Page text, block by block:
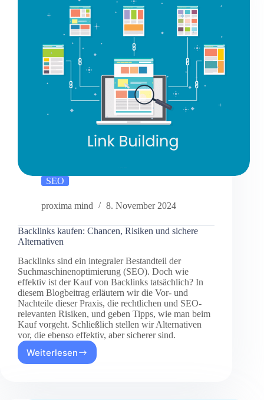
SEO
proxima mind 8. November 2024
Backlinks kaufen: Chancen, Risiken und sichere
Alternativen
Backlinks sind ein integraler Bestandteil der
Suchmaschinenoptimierung (SEO). Doch wie
effektiv ist der Kauf von Backlinks tatsächlich? In
diesem Blogbeitrag erläutern wir die Vor- und
Nachteile dieser Praxis, die rechtlichen und SEO-
relevanten Risiken, und geben Tipps, wie man beim
Kauf vorgeht. Schließlich stellen wir Alternativen
vor, die ebenso effektiv, aber sicherer sind.
Weiterlesen